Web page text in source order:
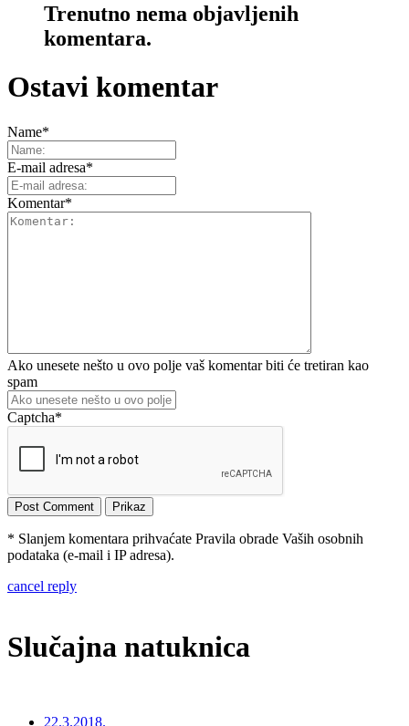
Trenutno nema objavljenih
komentara.
Ostavi komentar
Name*
E-mail adresa*
Komentar*
Ako unesete nešto u ovo polje vaš komentar biti će tretiran kao
spam
Captcha*
* Slanjem komentara prihvaćate Pravila obrade Vaših osobnih
podataka (e-mail i IP adresa).
cancel reply
Slučajna natuknica
22.3.2018.